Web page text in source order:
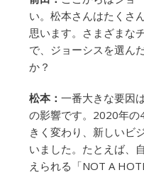
い。松本さんはたくさ
思います。さまざまな
で、ジョーシスを選ん
か？
松本： 一番大きな要因
の影響です。2020年の
きく変わり、新しいビ
いました。たとえば、
えられる「NOT A